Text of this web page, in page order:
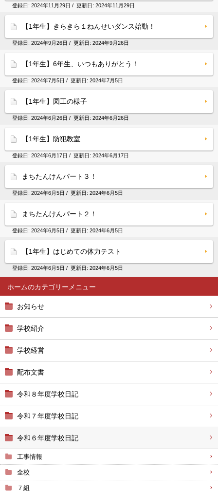
ホーム
お知らせ
学校紹介
学校経営
配布文書
令和８年度学校日記
令和７年度学校日記
令和６年度学校日記
工事情報
全校
７組
登録日: 2024年11月29日 / 更新日: 2024年11月29日
【1年生】きらきら１ねんせいダンス始動！
登録日: 2024年9月26日 / 更新日: 2024年9月26日
【1年生】6年生、いつもありがとう！
登録日: 2024年7月5日 / 更新日: 2024年7月5日
【1年生】図工の様子
登録日: 2024年6月26日 / 更新日: 2024年6月26日
【1年生】防犯教室
登録日: 2024年6月17日 / 更新日: 2024年6月17日
まちたんけんパート３！
登録日: 2024年6月5日 / 更新日: 2024年6月5日
まちたんけんパート２！
登録日: 2024年6月5日 / 更新日: 2024年6月5日
【1年生】はじめての体力テスト
登録日: 2024年6月5日 / 更新日: 2024年6月5日